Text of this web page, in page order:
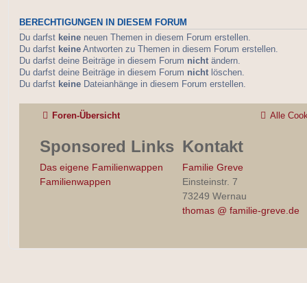
BERECHTIGUNGEN IN DIESEM FORUM
Du darfst keine neuen Themen in diesem Forum erstellen.
Du darfst keine Antworten zu Themen in diesem Forum erstellen.
Du darfst deine Beiträge in diesem Forum nicht ändern.
Du darfst deine Beiträge in diesem Forum nicht löschen.
Du darfst keine Dateianhänge in diesem Forum erstellen.
Foren-Übersicht Alle
Sponsored Links
Das eigene Familienwappen
Familienwappen
Kontakt
Familie Greve
Einsteinstr. 7
73249 Wernau
thomas @ familie-greve.de